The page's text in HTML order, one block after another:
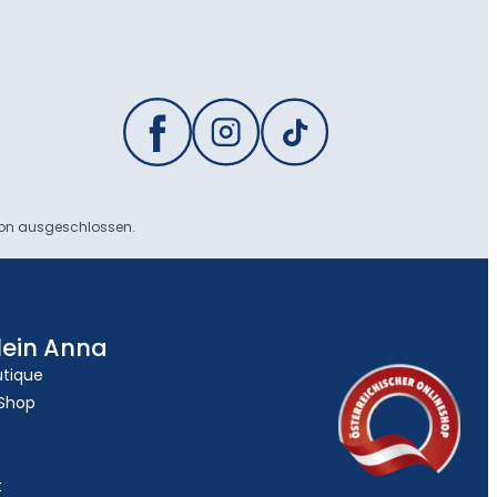
ausgeschlossen.
Anna